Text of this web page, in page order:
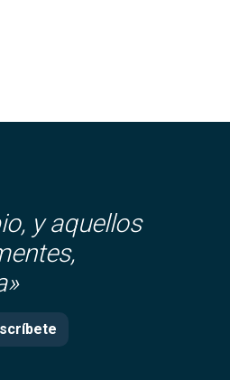
y aquellos